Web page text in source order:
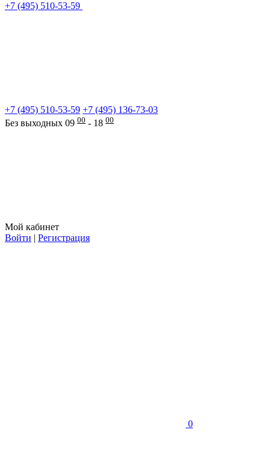
+7 (495) 510-53-59
+7 (495) 510-53-59 +7 (495) 136-73-03
Без выходных 09 00 - 18 00
Мой кабинет
Войти | Регистрация
0